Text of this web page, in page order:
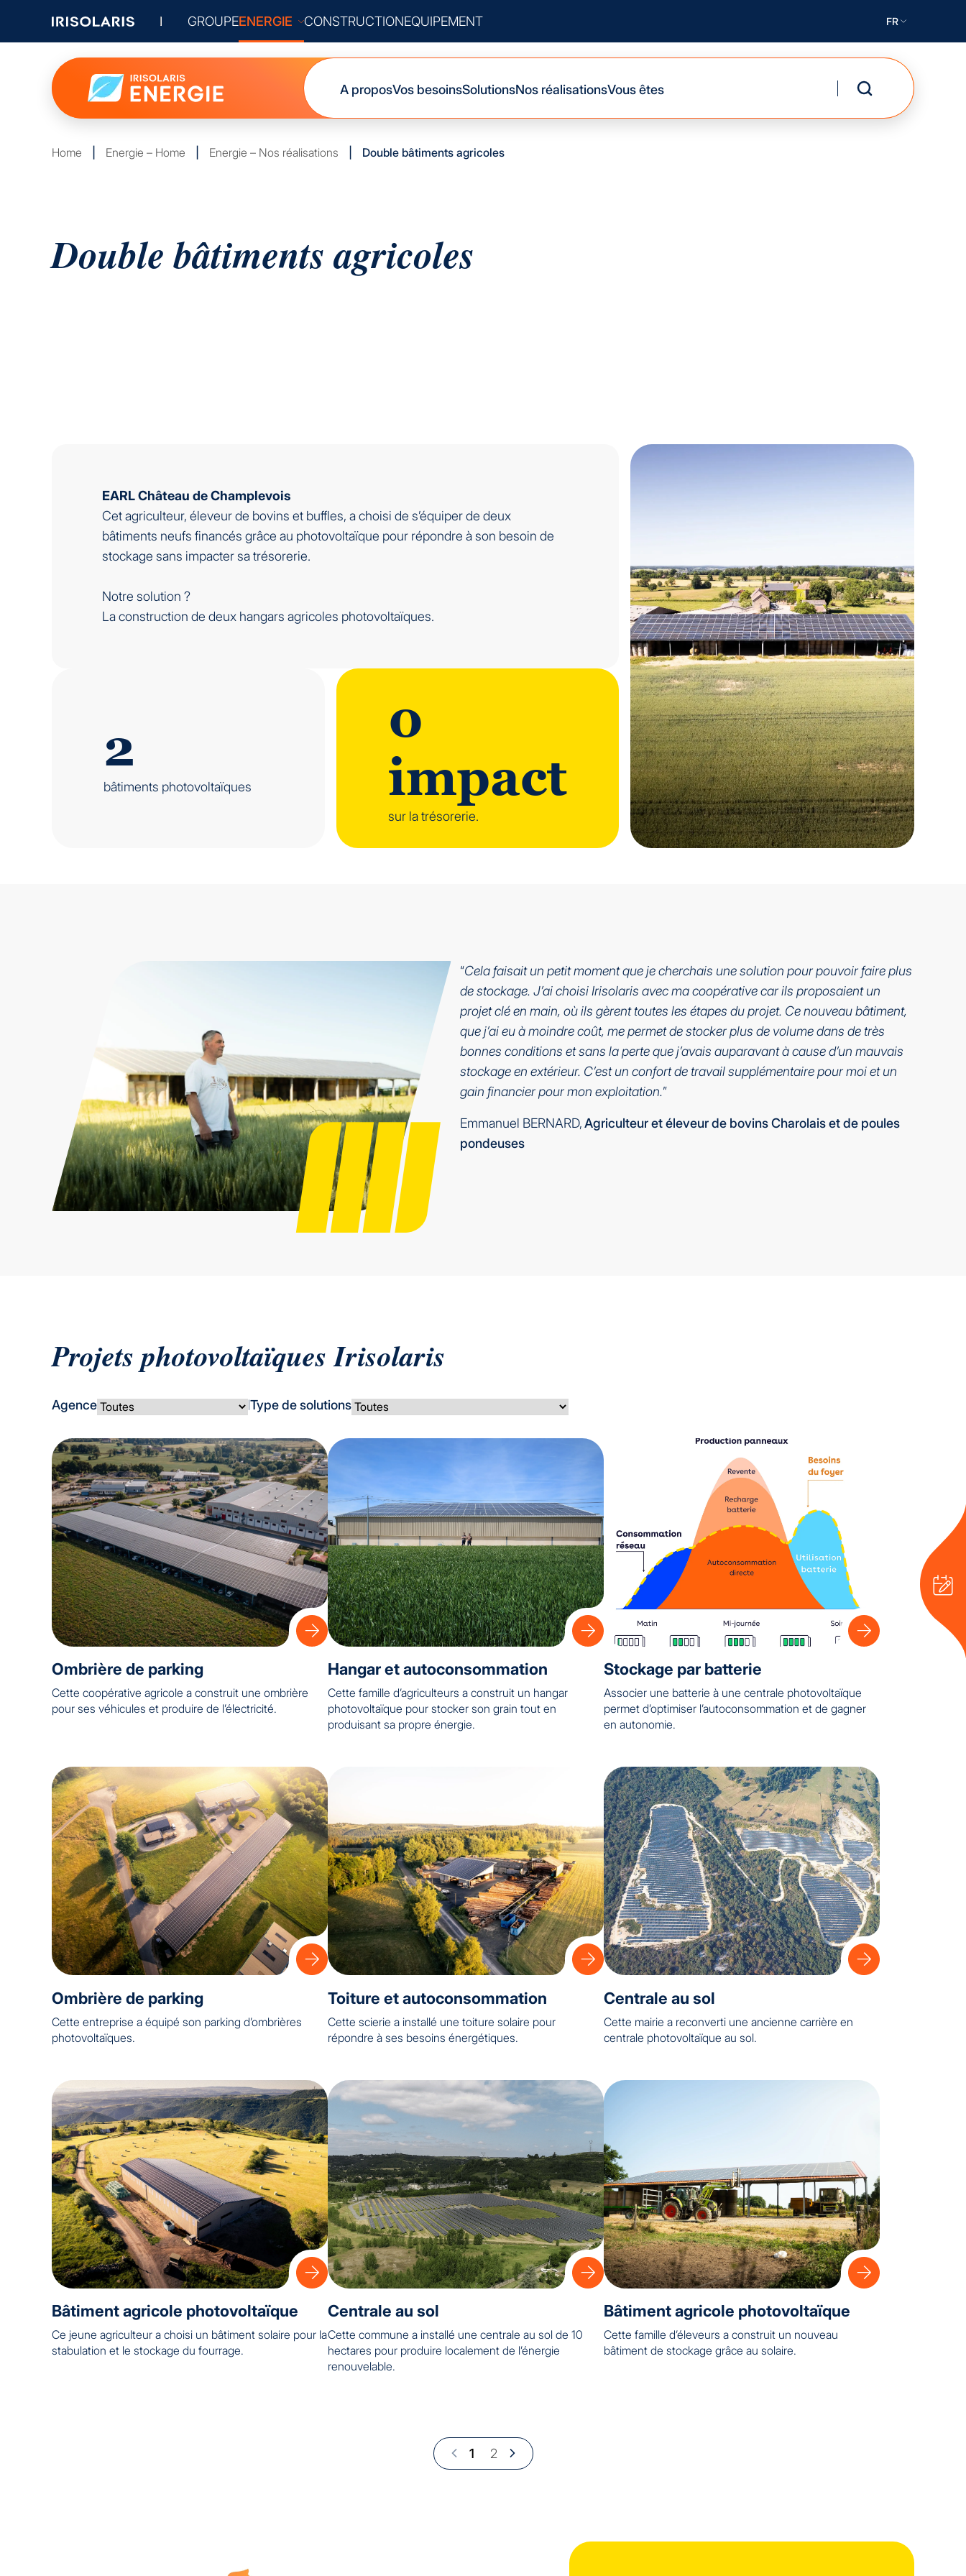
GROUPEENERGIE
A proposVos besoinsSolutionsNos réalisationsVous êtes
CONSTRUCTIONEQUIPEMENT FR
Home Energie – Home Energie – Nos réalisations Double bâtiments agricoles
Double bâtiments agricoles
EARL Château de Champlevois
Cet agriculteur, éleveur de bovins et buffles, a choisi de s’équiper de deux
bâtiments neufs financés grâce au photovoltaïque pour répondre à son besoin de
stockage sans impacter sa trésorerie.
Notre solution ?
La construction de deux hangars agricoles photovoltaïques.
2
bâtiments photovoltaïques
0
impact
sur la trésorerie.
“Cela faisait un petit moment que je cherchais une solution pour pouvoir faire plus
de stockage. J’ai choisi Irisolaris avec ma coopérative car ils proposaient un
projet clé en main, où ils gèrent toutes les étapes du projet. Ce nouveau bâtiment,
que j’ai eu à moindre coût, me permet de stocker plus de volume dans de très
bonnes conditions et sans la perte que j’avais auparavant à cause d’un mauvais
stockage en extérieur. C’est un confort de travail supplémentaire pour moi et un
gain financier pour mon exploitation.”
Emmanuel BERNARD,Agriculteur et éleveur de bovins Charolais et de poules
pondeuses
Projets photovoltaïques Irisolaris
Agence Type de solutions
Ombrière de parking
Cette coopérative agricole a construit une ombrière
pour ses véhicules et produire de l’électricité.
Hangar et autoconsommation
Cette famille d’agriculteurs a construit un hangar
photovoltaïque pour stocker son grain tout en
produisant sa propre énergie.
Stockage par batterie
Associer une batterie à une centrale photovoltaïque
permet d’optimiser l’autoconsommation et de gagner
en autonomie.
Ombrière de parking
Cette entreprise a équipé son parking d’ombrières
photovoltaïques.
Toiture et autoconsommation
Cette scierie a installé une toiture solaire pour
répondre à ses besoins énergétiques.
Centrale au sol
Cette mairie a reconverti une ancienne carrière en
centrale photovoltaïque au sol.
Bâtiment agricole photovoltaïque
Ce jeune agriculteur a choisi un bâtiment solaire pour la
stabulation et le stockage du fourrage.
Centrale au sol
Cette commune a installé une centrale au sol de 10
hectares pour produire localement de l’énergie
renouvelable.
Bâtiment agricole photovoltaïque
Cette famille d’éleveurs a construit un nouveau
bâtiment de stockage grâce au solaire.
1 2